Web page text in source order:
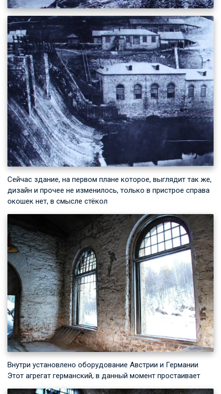
Сейчас здание, на первом плане которое, выглядит так же,
дизайн и прочее не изменилось, только в пристрое справа
окошек нет, в смысле стёкол
Внутри установлено оборудование Австрии и Германии
Этот агрегат германский, в данный момент простаивает